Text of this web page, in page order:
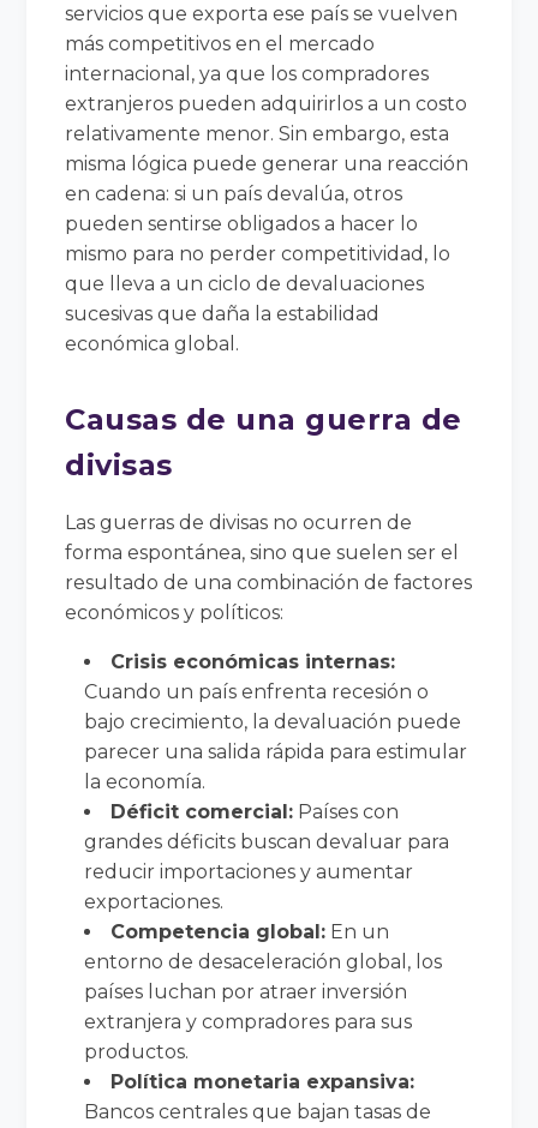
servicios que exporta ese país se vuelven
más competitivos en el mercado
internacional, ya que los compradores
extranjeros pueden adquirirlos a un costo
relativamente menor. Sin embargo, esta
misma lógica puede generar una reacción
en cadena: si un país devalúa, otros
pueden sentirse obligados a hacer lo
mismo para no perder competitividad, lo
que lleva a un ciclo de devaluaciones
sucesivas que daña la estabilidad
económica global.
Causas de una guerra de
divisas
Las guerras de divisas no ocurren de
forma espontánea, sino que suelen ser el
resultado de una combinación de factores
económicos y políticos:
Crisis económicas internas:
Cuando un país enfrenta recesión o
bajo crecimiento, la devaluación puede
parecer una salida rápida para estimular
la economía.
Déficit comercial: Países con
grandes déficits buscan devaluar para
reducir importaciones y aumentar
exportaciones.
Competencia global: En un
entorno de desaceleración global, los
países luchan por atraer inversión
extranjera y compradores para sus
productos.
Política monetaria expansiva:
Bancos centrales que bajan tasas de